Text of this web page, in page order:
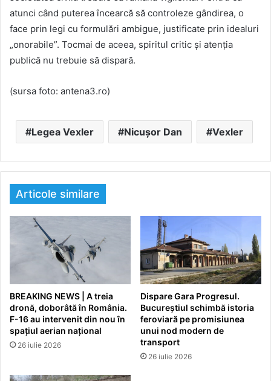
atunci când puterea încearcă să controleze gândirea, o
face prin legi cu formulări ambigue, justificate prin idealuri
„onorabile”. Tocmai de aceea, spiritul critic și atenția
publică nu trebuie să dispară.
(sursa foto: antena3.ro)
Legea Vexler Nicușor Dan Vexler
Articole similare
BREAKING NEWS | A treia
dronă, doborâtă în România.
F-16 au intervenit din nou în
spațiul aerian național
26 iulie 2026
Dispare Gara Progresul.
Bucureștiul schimbă istoria
feroviară pe promisiunea
unui nod modern de
transport
26 iulie 2026